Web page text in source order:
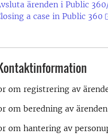
ärenden i Public
a case in Public 360
om registrering av
om beredning av
om hantering av